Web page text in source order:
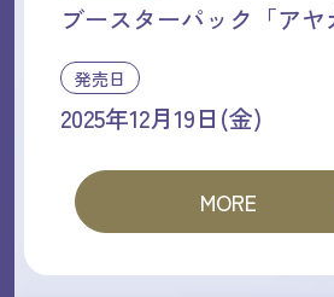
ブースターパック「ア
発売日
2025年12月19日(金)
MORE